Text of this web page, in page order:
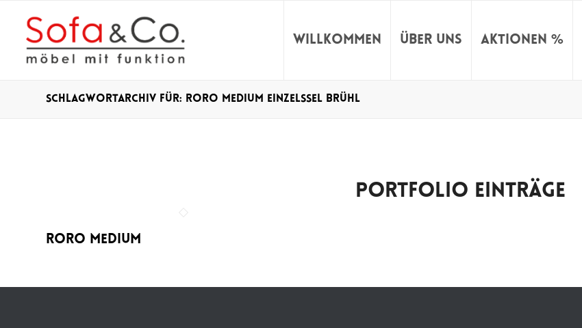
Willkommen Über uns Aktionen %
Schlagwortarchiv für: Roro medium Einzelssel brühl
PORTFOLIO EINTRÄGE
Roro Medium